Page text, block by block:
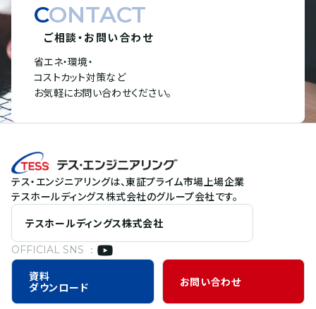
CONTACT
ご相談・お問い合わせ
省エネ・環境・
コストカット対策など
お気軽にお問い合わせください。
テス・エンジニアリングは、東証プライム市場上場企業
テスホールディングス株式会社のグループ会社です。
テスホールディングス株式会社
OFFICIAL SNS ：
資料
ダウンロード
お問い合わせ